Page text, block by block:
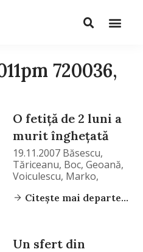
720036,
O fetiţă de 2 luni a
murit îngheţată
19.11.2007 Băsescu,
Tăriceanu, Boc, Geoană,
Voiculescu, Marko,
Citește mai departe...
Un sfert din